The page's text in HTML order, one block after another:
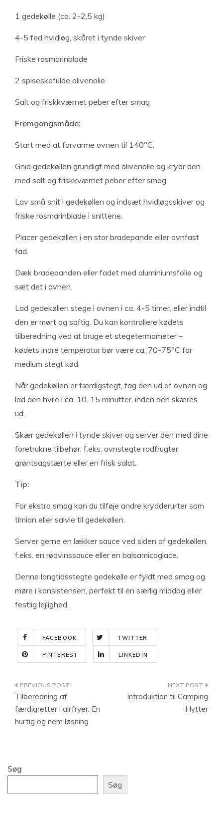
1 gedekølle (ca. 2-2,5 kg)
4-5 fed hvidløg, skåret i tynde skiver
Friske rosmarinblade
2 spiseskefulde olivenolie
Salt og friskkværnet peber efter smag
Fremgangsmåde:
Start med at forvarme ovnen til 140°C.
Gnid gedekøllen grundigt med olivenolie og krydr den
med salt og friskkværnet peber efter smag.
Lav små snit i gedekøllen og indsæt hvidløgsskiver og
friske rosmarinblade i snittene.
Placer gedekøllen i en stor bradepande eller ovnfast
fad.
Dæk bradepanden eller fadet med aluminiumsfolie og
sæt det i ovnen.
Lad gedekøllen stege i ovnen i ca. 4-5 timer, eller indtil
den er mørt og saftig. Du kan kontrollere kødets
tilberedning ved at bruge et stegetermometer –
kødets indre temperatur bør være ca. 70-75°C for
medium stegt kød.
Når gedekøllen er færdigstegt, tag den ud af ovnen og
lad den hvile i ca. 10-15 minutter, inden den skæres
ud.
Skær gedekøllen i tynde skiver og server den med dine
foretrukne tilbehør, f.eks. ovnstegte rodfrugter,
grøntsagstærte eller en frisk salat.
Tip:
For ekstra smag kan du tilføje andre krydderurter som
timian eller salvie til gedekøllen.
Server gerne en lækker sauce ved siden af gedekøllen,
f.eks. en rødvinssauce eller en balsamicoglace.
Denne langtidsstegte gedekølle er fyldt med smag og
møre i konsistensen, perfekt til en særlig middag eller
festlig lejlighed.
FACEBOOK TWITTER
PINTEREST LINKEDIN
Indlægsnavigation
Tilberedning af
færdigretter i airfryer: En
hurtig og nem løsning
Introduktion til Camping
Hytter
Søg
Søg